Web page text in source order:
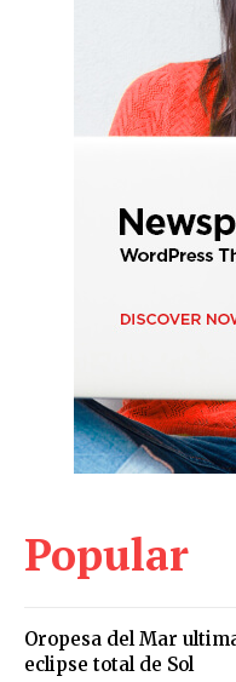
Popular
Oropesa del Mar
eclipse total de Sol